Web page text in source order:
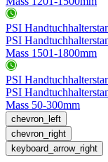
PSI
PSI
Mass 1501-1800mm
PSI
PSI
Mass 50-300mm
chevron_left
chevron_right
keyboard_arrow_right